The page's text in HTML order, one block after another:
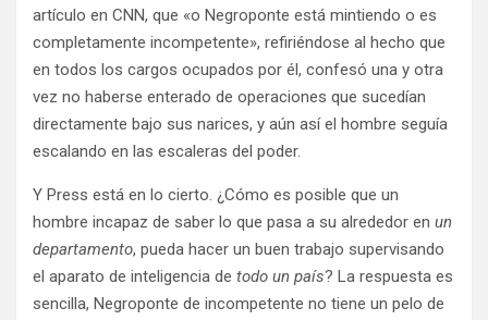
artículo en CNN, que «o Negroponte está mintiendo o es
completamente incompetente», refiriéndose al hecho que
en todos los cargos ocupados por él, confesó una y otra
vez no haberse enterado de operaciones que sucedían
directamente bajo sus narices, y aún así el hombre seguía
escalando en las escaleras del poder.
Y Press está en lo cierto. ¿Cómo es posible que un
hombre incapaz de saber lo que pasa a su alrededor en un
departamento, pueda hacer un buen trabajo supervisando
el aparato de inteligencia de todo un país? La respuesta es
sencilla, Negroponte de incompetente no tiene un pelo de